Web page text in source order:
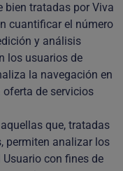
bien tratadas por Viva
cuantificar el número
y análisis
los usuarios de
la navegación en
de servicios
que, tratadas
permiten analizar los
con fines de